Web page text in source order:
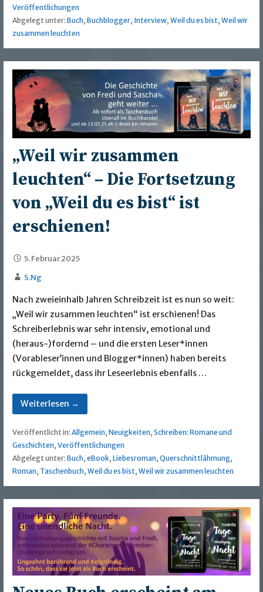
Veröffentlichungen
Abgelegt unter: Buch, Buchblogger, Interview, Weil du es bist, Weil wir
zusammen leuchten
„Weil wir zusammen
leuchten“ – Die Fortsetzung
von „Weil du es bist“ ist
erschienen!
5. Februar 2025
S.Ng
Nach zweieinhalb Jahren Schreibzeit ist es nun so weit:
„Weil wir zusammen leuchten“ ist erschienen! Das
Schreiberlebnis war sehr intensiv, emotional und
(heraus-)fordernd – und die ersten Leser*innen
(Vorableser’innen und Blogger*innen) haben bereits
rückgemeldet, dass ihr Leseerlebnis ebenfalls …
Weiterlesen →
Veröffentlicht in: Allgemein, Neuigkeiten, Schreiben: Romane und
Geschichten, Veröffentlichungen
Abgelegt unter: Buch, eBook, Liebesroman, Querschnittlähmung,
Roman, Taschenbuch, Weil du es bist, Weil wir zusammen leuchten